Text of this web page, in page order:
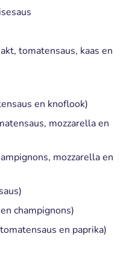
tomatensaus, kaas en
en knoflook)
mozzarella en
mozzarella en
champignons)
en paprika)